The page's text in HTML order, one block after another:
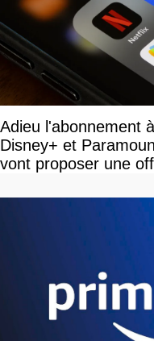
Adieu l'abonnement
Disney+ et
vont proposer une